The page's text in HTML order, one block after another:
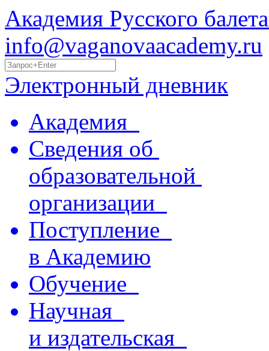
Академия Русского
info@vaganovaacademy.ru
Электронный дневник
Академия
Сведения об
образовательной
организации
Поступление
в Академию
Обучение
Научная
и издательская